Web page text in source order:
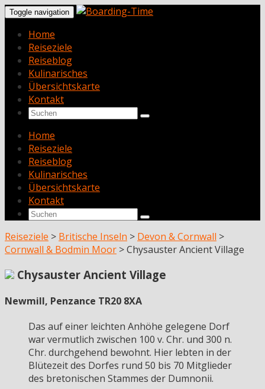
Toggle navigation
Home
Reiseziele
Reiseblog
Kulinarisches
Übersichtskarte
Kontakt
Home
Reiseziele
Reiseblog
Kulinarisches
Übersichtskarte
Kontakt
Reiseziele > Britische Inseln > Devon & Cornwall >
Cornwall & Bodmin Moor >Chysauster Ancient Village
Chysauster Ancient Village
Newmill, Penzance TR20 8XA
Das auf einer leichten Anhöhe gelegene Dorf
war vermutlich zwischen 100 v. Chr. und 300 n.
Chr. durchgehend bewohnt. Hier lebten in der
Blütezeit des Dorfes rund 50 bis 70 Mitglieder
des bretonischen Stammes der Dumnonii.